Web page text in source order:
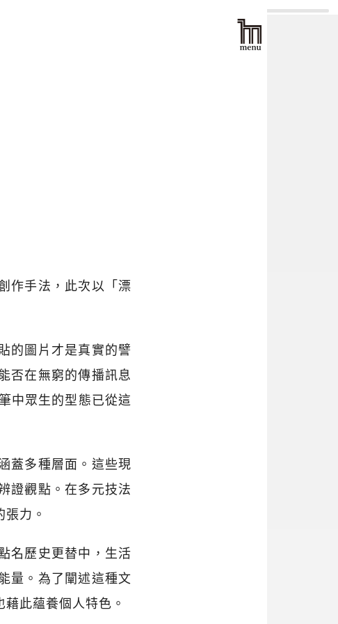
作手法，此次以「漂
的圖片才是真實的譬
否在無窮的傳播訊息
眾生的型態已從這
蓋多種層面。這些現
證觀點。在多元技法
力。
名歷史更替中，生活
量。為了闡述這種文
此蘊養個人特色。